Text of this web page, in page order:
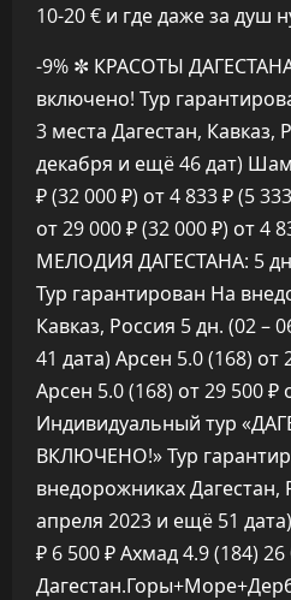
10-20 € и где даже за душ
-9% ✼ КРАСОТЫ
включено! Тур
3 места Дагестан, Кавказ,
декабря и ещё 46 дат)
₽(32 000 ₽) от 4 833 ₽(5
от 29 000 ₽(32 000 ₽) от 4
МЕЛОДИЯ ДАГЕСТАНА: 5
Тур гарантирован На
Кавказ, Россия 5 дн. (02 –
41 дата) Арсен 5.0(168) от
Арсен 5.0(168) от 29 500 ₽
Индивидуальный тур
ВКЛЮЧЕНО!» Тур
внедорожниках Дагестан,
апреля 2023 и ещё 51 дата)
₽ 6 500 ₽Ахмад 4.9(184) 26